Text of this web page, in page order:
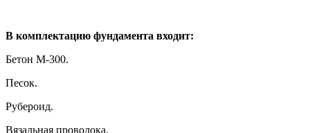
В комплектацию фундамента входит:
Бетон М-300.
Песок.
Рубероид.
Вязальная проволока.